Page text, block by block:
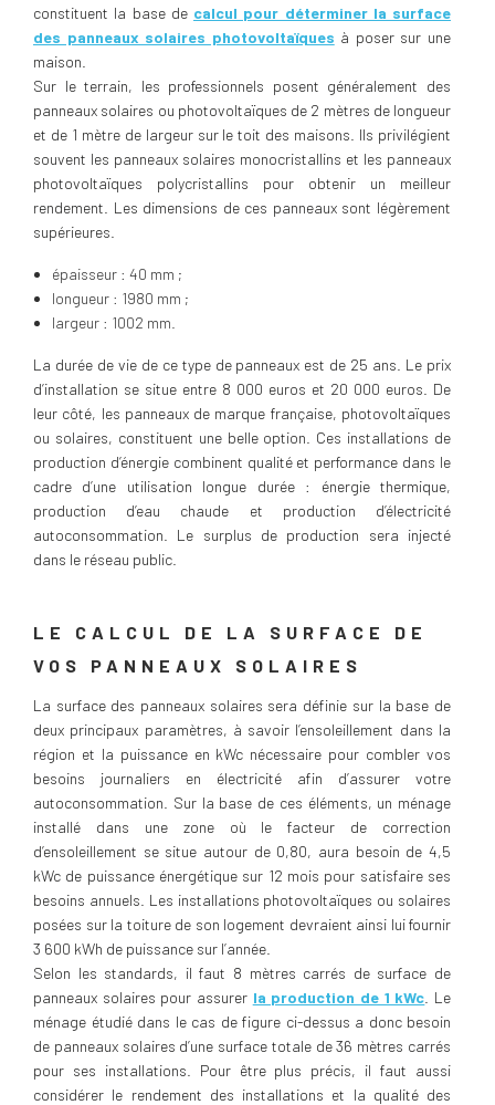
constituent la base de calcul pour déterminer la surface
des panneaux solaires photovoltaïques à poser sur une
maison.
Sur le terrain, les professionnels posent généralement des
panneaux solaires ou photovoltaïques de 2 mètres de longueur
et de 1 mètre de largeur sur le toit des maisons. Ils privilégient
souvent les panneaux solaires monocristallins et les panneaux
photovoltaïques polycristallins pour obtenir un meilleur
rendement. Les dimensions de ces panneaux sont légèrement
supérieures.
épaisseur : 40 mm ;
longueur : 1980 mm ;
largeur : 1002 mm.
La durée de vie de ce type de panneaux est de 25 ans. Le prix
d’installation se situe entre 8 000 euros et 20 000 euros. De
leur côté, les panneaux de marque française, photovoltaïques
ou solaires, constituent une belle option. Ces installations de
production d’énergie combinent qualité et performance dans le
cadre d’une utilisation longue durée : énergie thermique,
production d’eau chaude et production d’électricité
autoconsommation. Le surplus de production sera injecté
dans le réseau public.
LE CALCUL DE LA SURFACE DE
VOS PANNEAUX SOLAIRES
La surface des panneaux solaires sera définie sur la base de
deux principaux paramètres, à savoir l’ensoleillement dans la
région et la puissance en kWc nécessaire pour combler vos
besoins journaliers en électricité afin d’assurer votre
autoconsommation. Sur la base de ces éléments, un ménage
installé dans une zone où le facteur de correction
d’ensoleillement se situe autour de 0,80, aura besoin de 4,5
kWc de puissance énergétique sur 12 mois pour satisfaire ses
besoins annuels. Les installations photovoltaïques ou solaires
posées sur la toiture de son logement devraient ainsi lui fournir
3 600 kWh de puissance sur l’année.
Selon les standards, il faut 8 mètres carrés de surface de
panneaux solaires pour assurer la production de 1 kWc . Le
ménage étudié dans le cas de figure ci-dessus a donc besoin
de panneaux solaires d’une surface totale de 36 mètres carrés
pour ses installations. Pour être plus précis, il faut aussi
considérer le rendement des installations et la qualité des